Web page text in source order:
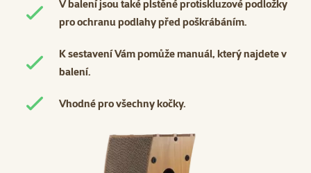
V balení jsou také plstěné protiskluzové podložky
pro ochranu podlahy před poškrábáním.
K sestavení Vám pomůže manuál, který najdete v
balení.
Vhodné pro všechny kočky.